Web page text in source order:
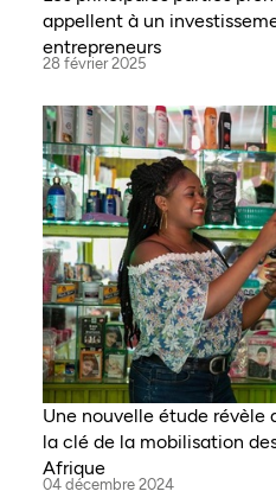
appellent à un
entrepreneurs
28 février 2025
Une nouvelle étude
la clé de la mobilisation
Afrique
04 décembre 2024